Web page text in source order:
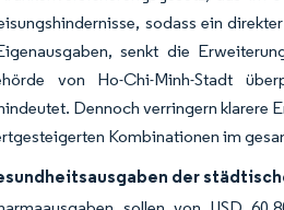
sodass ein
senkt die
von Ho-Chi-Minh-Stadt
Dennoch verringern klarere
Kombinationen im
der